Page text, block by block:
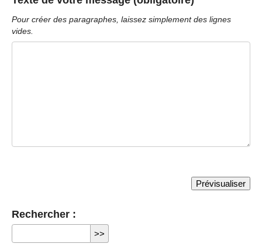
Pour créer des paragraphes, laissez simplement des lignes
vides.
Rechercher :